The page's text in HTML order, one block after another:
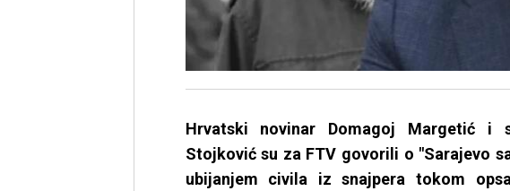
Hrvatski novinar Domagoj Margetić i
Stojković su za FTV govorili o "Sarajevo
ubijanjem civila iz snajpera tokom